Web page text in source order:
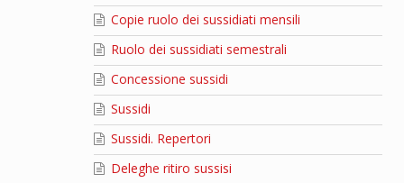
Copie ruolo dei sussidiati mensili
Ruolo dei sussidiati semestrali
Concessione sussidi
Sussidi
Sussidi. Repertori
Deleghe ritiro sussisi